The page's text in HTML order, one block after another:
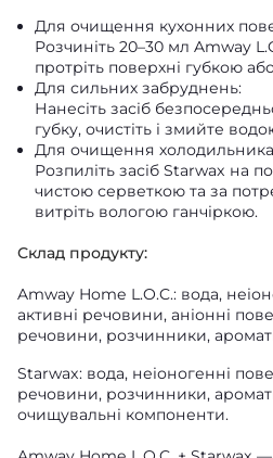
Для очищення кухонних
Розчиніть 20–30 мл Amway
протріть поверхні губкою
Для сильних забруднень:
Нанесіть засіб
губку, очистіть і змийте
Для очищення холодильника
Розпиліть засіб Starwax на
чистою серветкою та за
витріть вологою ганчіркою.
Склад продукту:
Amway Home L.O.C.: вода,
активні речовини, аніонні
речовини, розчинники,
Starwax: вода, неіоногенні
речовини, розчинники,
очищувальні компоненти.